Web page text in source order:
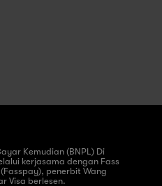
Kemudian (BNPL) Di
kerjasama dengan Fass
penerbit Wang
Visa berlesen.